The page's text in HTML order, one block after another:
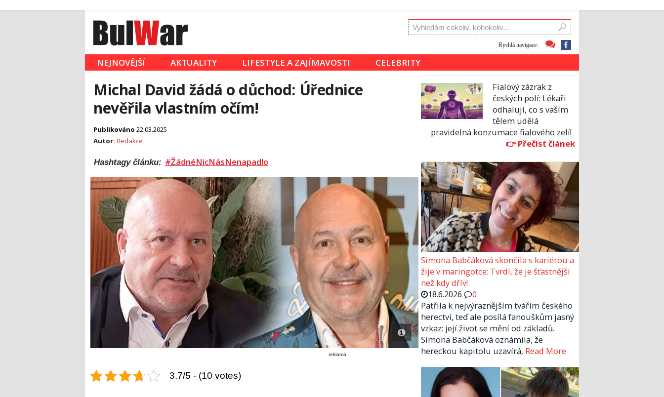
Rychlá navigace:
NEJNOVĚJŠÍ AKTUALITY LIFESTYLE A ZAJÍMAVOSTI CELEBRITY
Michal David žádá o důchod: Úřednice
nevěřila vlastním očím!
Publikováno 22.03.2025
Autor: Redakce
Hashtagy článku: #ŽádnéNicNásNenapadlo
reklama
3.7/5 - (10 votes)
Fialový zázrak z
českých polí: Lékaři
odhalují, co s vaším
tělem udělá
pravidelná konzumace fialového zelí!
Simona Babčáková skončila s kariérou a
žije v maringotce: Tvrdí, že je šťastnější
než kdy dřív!
18.6.2026
0
Patřila k nejvýraznějším tvářím českého
herectví, teď ale posílá fanouškům jasný
vzkaz: její život se mění od základů.
Simona Babčáková oznámila, že
hereckou kapitolu uzavírá, Read More